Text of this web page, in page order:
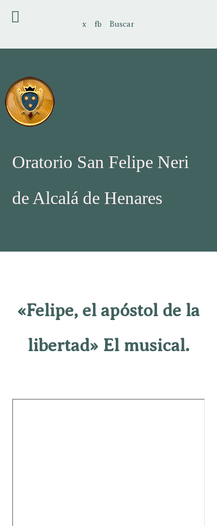
x fb Buscar
Oratorio San Felipe Neri
de Alcalá de Henares
«Felipe, el apóstol de la
libertad» El musical.